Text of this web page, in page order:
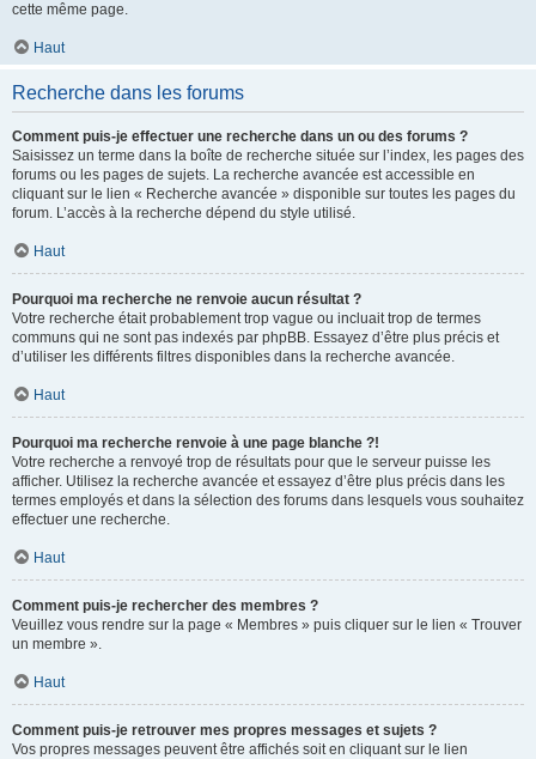
cette même page.
Haut
Recherche dans les forums
Comment puis-je effectuer une recherche dans un ou des forums ?
Saisissez un terme dans la boîte de recherche située sur l’index, les pages des
forums ou les pages de sujets. La recherche avancée est accessible en
cliquant sur le lien « Recherche avancée » disponible sur toutes les pages du
forum. L’accès à la recherche dépend du style utilisé.
Haut
Pourquoi ma recherche ne renvoie aucun résultat ?
Votre recherche était probablement trop vague ou incluait trop de termes
communs qui ne sont pas indexés par phpBB. Essayez d’être plus précis et
d’utiliser les différents filtres disponibles dans la recherche avancée.
Haut
Pourquoi ma recherche renvoie à une page blanche ?!
Votre recherche a renvoyé trop de résultats pour que le serveur puisse les
afficher. Utilisez la recherche avancée et essayez d’être plus précis dans les
termes employés et dans la sélection des forums dans lesquels vous souhaitez
effectuer une recherche.
Haut
Comment puis-je rechercher des membres ?
Veuillez vous rendre sur la page « Membres » puis cliquer sur le lien « Trouver
un membre ».
Haut
Comment puis-je retrouver mes propres messages et sujets ?
Vos propres messages peuvent être affichés soit en cliquant sur le lien